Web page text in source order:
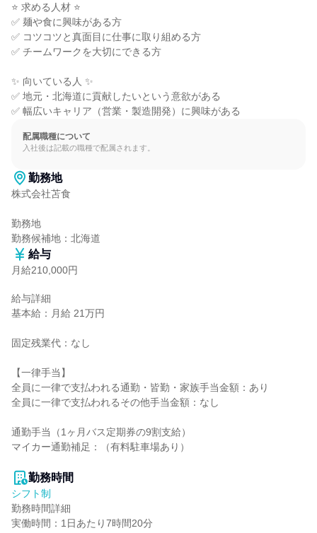
⭐ 求める人材 ⭐
✅ 麺や食に興味がある方
✅ コツコツと真面目に仕事に取り組める方
✅ チームワークを大切にできる方
✨ 向いている人 ✨
✅ 地元・北海道に貢献したいという意欲がある
✅ 幅広いキャリア（営業・製造開発）に興味がある
配属職種について
入社後は記載の職種で配属されます。
勤務地
株式会社苫食
勤務地
勤務候補地：北海道
給与
月給210,000円
給与詳細
基本給：月給 21万円
固定残業代：なし
【一律手当】
全員に一律で支払われる通勤・皆勤・家族手当金額：あり
全員に一律で支払われるその他手当金額：なし
通勤手当（1ヶ月バス定期券の9割支給）
マイカー通勤補足：（有料駐車場あり）
勤務時間
シフト制
勤務時間詳細
実働時間：1日あたり7時間20分